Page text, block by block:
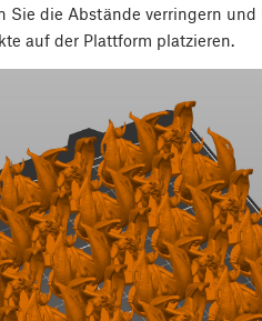
Sie die Abstände verringern
auf der Plattform platzieren.